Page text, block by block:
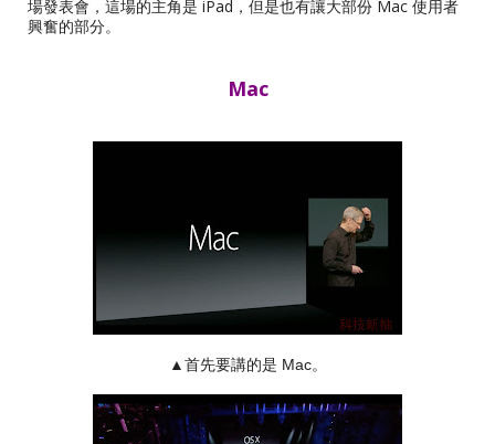
場發表會，這場的主角是 iPad，但是也有讓大部份 Mac 使用者
興奮的部分。
Mac
▲首先要講的是 Mac。